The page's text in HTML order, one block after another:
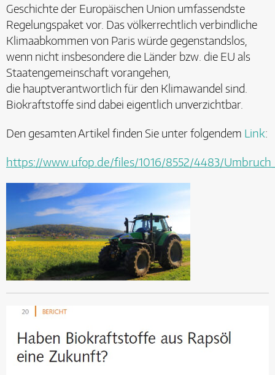
Geschichte der Europäischen Union umfassendste
Regelungspaket vor. Das völkerrechtlich verbindliche
Klimaabkommen von Paris würde gegenstandslos,
wenn nicht insbesondere die Länder bzw. die EU als
Staatengemeinschaft vorangehen,
die hauptverantwortlich für den Klimawandel sind.
Biokraftstoffe sind dabei eigentlich unverzichtbar.
Den gesamten Artikel finden Sie unter folgendem Link:
https://www.ufop.de/files/1016/8552/4483/